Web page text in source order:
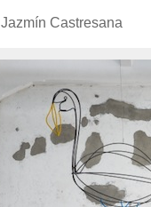
https://
Jazmín Castresana